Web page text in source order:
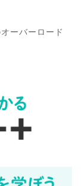
ーバーロード